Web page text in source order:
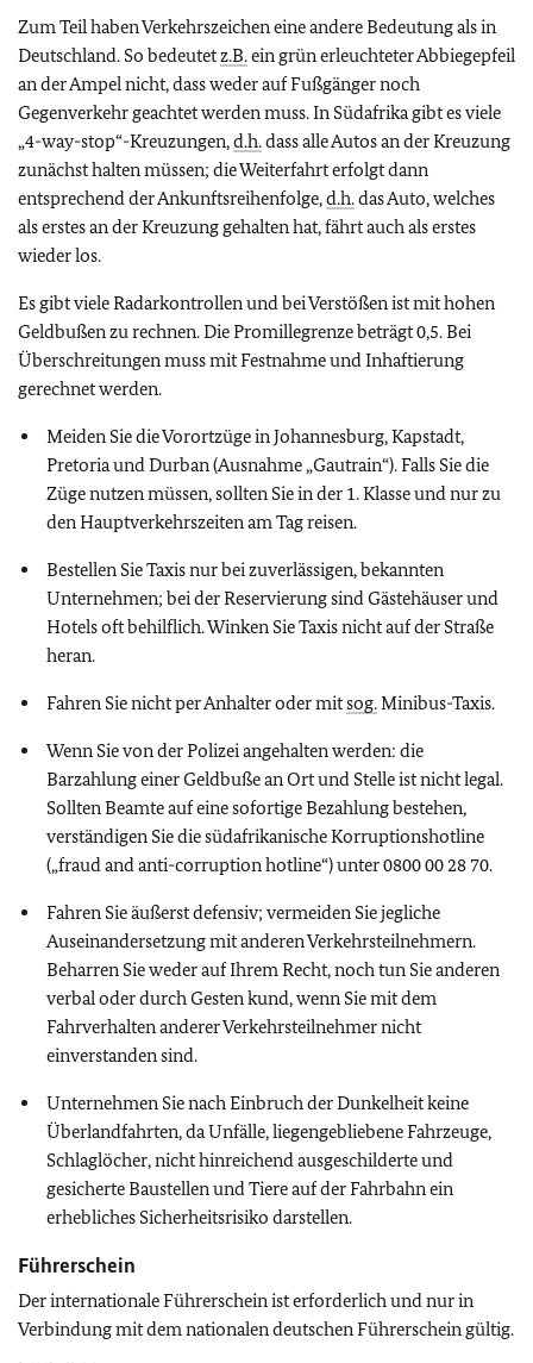
Zum Teil haben Verkehrszeichen eine andere Bedeutung als in
Deutschland. So bedeutetz.B.ein grün erleuchteter Abbiegepfeil
an der Ampel nicht, dass weder auf Fußgänger noch
Gegenverkehr geachtet werden muss. In Südafrika gibt es viele
„4-way-stop“-Kreuzungen,d.h.dass alle Autos an der Kreuzung
zunächst halten müssen; die Weiterfahrt erfolgt dann
entsprechend der Ankunftsreihenfolge,d.h.das Auto, welches
als erstes an der Kreuzung gehalten hat, fährt auch als erstes
wieder los.
Es gibt viele Radarkontrollen und bei Verstößen ist mit hohen
Geldbußen zu rechnen. Die Promillegrenze beträgt 0,5. Bei
Überschreitungen muss mit Festnahme und Inhaftierung
gerechnet werden.
Meiden Sie die Vorortzüge in Johannesburg, Kapstadt,
Pretoria und Durban (Ausnahme „Gautrain“). Falls Sie die
Züge nutzen müssen, sollten Sie in der 1. Klasse und nur zu
den Hauptverkehrszeiten am Tag reisen.
Bestellen Sie Taxis nur bei zuverlässigen, bekannten
Unternehmen; bei der Reservierung sind Gästehäuser und
Hotels oft behilflich. Winken Sie Taxis nicht auf der Straße
heran.
Fahren Sie nicht per Anhalter oder mitsog.Minibus-Taxis.
Wenn Sie von der Polizei angehalten werden: die
Barzahlung einer Geldbuße an Ort und Stelle ist nicht legal.
Sollten Beamte auf eine sofortige Bezahlung bestehen,
verständigen Sie die südafrikanische Korruptionshotline
(„fraud and anti-corruption hotline“) unter 0800 00 28 70.
Fahren Sie äußerst defensiv; vermeiden Sie jegliche
Auseinandersetzung mit anderen Verkehrsteilnehmern.
Beharren Sie weder auf Ihrem Recht, noch tun Sie anderen
verbal oder durch Gesten kund, wenn Sie mit dem
Fahrverhalten anderer Verkehrsteilnehmer nicht
einverstanden sind.
Unternehmen Sie nach Einbruch der Dunkelheit keine
Überlandfahrten, da Unfälle, liegengebliebene Fahrzeuge,
Schlaglöcher, nicht hinreichend ausgeschilderte und
gesicherte Baustellen und Tiere auf der Fahrbahn ein
erhebliches Sicherheitsrisiko darstellen.
Führerschein
Der internationale Führerschein ist erforderlich und nur in
Verbindung mit dem nationalen deutschen Führerschein gültig.